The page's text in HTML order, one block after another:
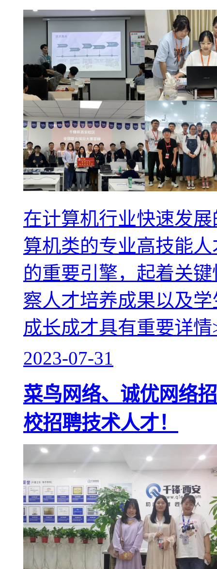
在计算机行业快速发
算机类的专业高技能
的重要引擎，起着关
察人才培养成果以及
成长成才具有重要详情
2023-07-31
菜鸟网络、诚优网络
校招聘技术人才！